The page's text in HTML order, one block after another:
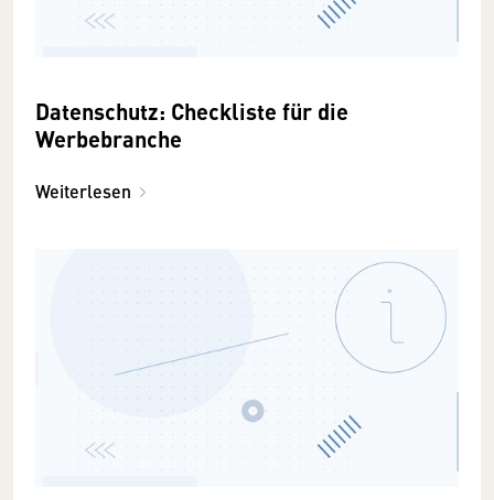
Datenschutz: Checkliste für die
Werbebranche
Weiterlesen